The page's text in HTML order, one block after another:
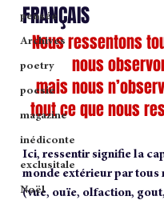
pensée
Archives
poetry
poesie
magazine
inédiconte
exclusitale
Noël
FRANÇAIS
Nous ressentons
nous
mais nous
tout ce que nous
Ici, ressentir signifie la
monde extérieur par tous
(vue, ouïe, olfaction,